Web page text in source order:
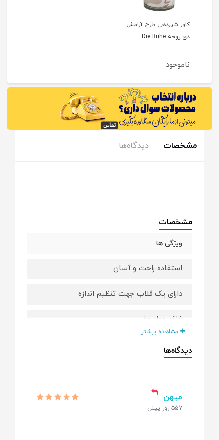
کاور شیردهی طرح آرامش
دی روحه Die Ruhe
ناموجود
مشخصات دیدگاه‌ها
مشخصات
ویژگی ها
استفاده راحت و آسان
دارای یک قلاب جهت تنظیم اندازه
فاقد مواد مضر
محصولی از برند مشهور فرست یرز
قابلیت شستشوی آسان
مشاهده بیشتر
دیدگاه‌ها
میهن
557 روز پیش